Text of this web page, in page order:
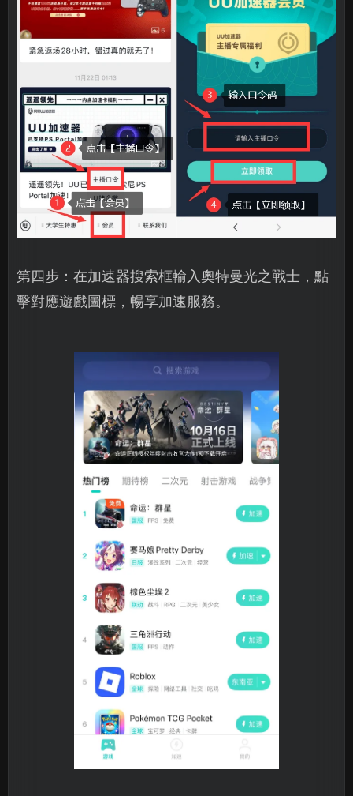
第四步：在加速器搜索框輸入奧特曼光之戰士，點
擊對應遊戲圖標，暢享加速服務。